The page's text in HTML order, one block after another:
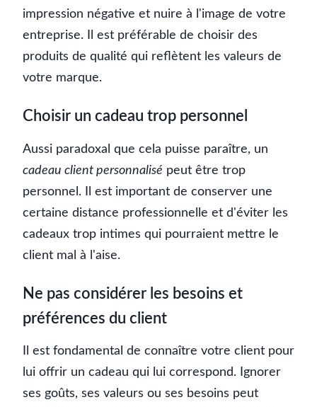
impression négative et nuire à l'image de votre
entreprise. Il est préférable de choisir des
produits de qualité qui reflètent les valeurs de
votre marque.
Choisir un cadeau trop personnel
Aussi paradoxal que cela puisse paraître, un
cadeau client personnalisé peut être trop
personnel. Il est important de conserver une
certaine distance professionnelle et d'éviter les
cadeaux trop intimes qui pourraient mettre le
client mal à l'aise.
Ne pas considérer les besoins et
préférences du client
Il est fondamental de connaître votre client pour
lui offrir un cadeau qui lui correspond. Ignorer
ses goûts, ses valeurs ou ses besoins peut